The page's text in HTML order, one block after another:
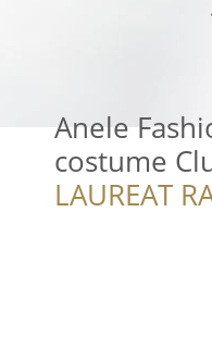
Anele
costume
LAUREAT